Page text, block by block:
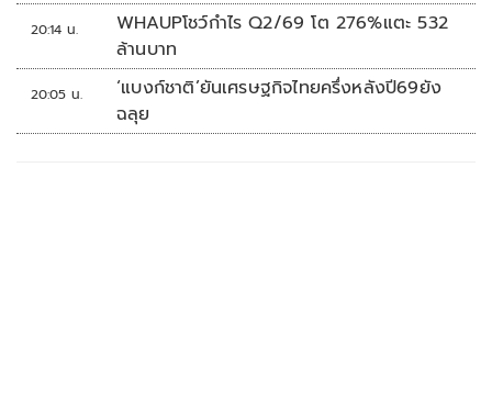
20:14 น.
WHAUPโชว์กำไร Q2/69 โต 276%แตะ 532
ล้านบาท
20:05 น.
‘แบงก์ชาติ’ยันเศรษฐกิจไทยครึ่งหลังปี69ยัง
ฉลุย